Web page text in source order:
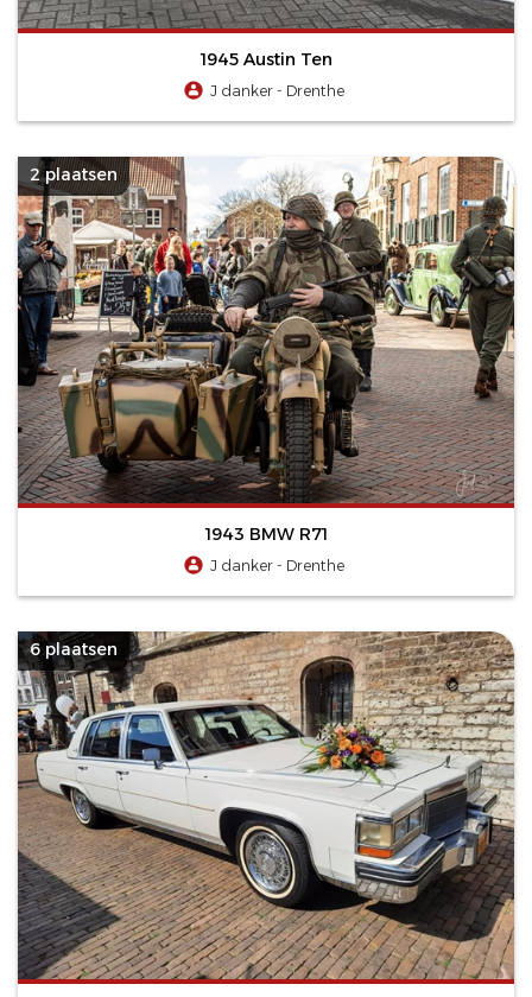
1945 Austin Ten
J danker - Drenthe
2 plaatsen
1943 BMW R71
J danker - Drenthe
6 plaatsen